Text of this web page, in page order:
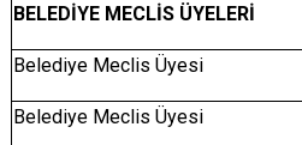
BELEDİYE MECLİS ÜYELERİ
Belediye Meclis Üyesi
Belediye Meclis Üyesi